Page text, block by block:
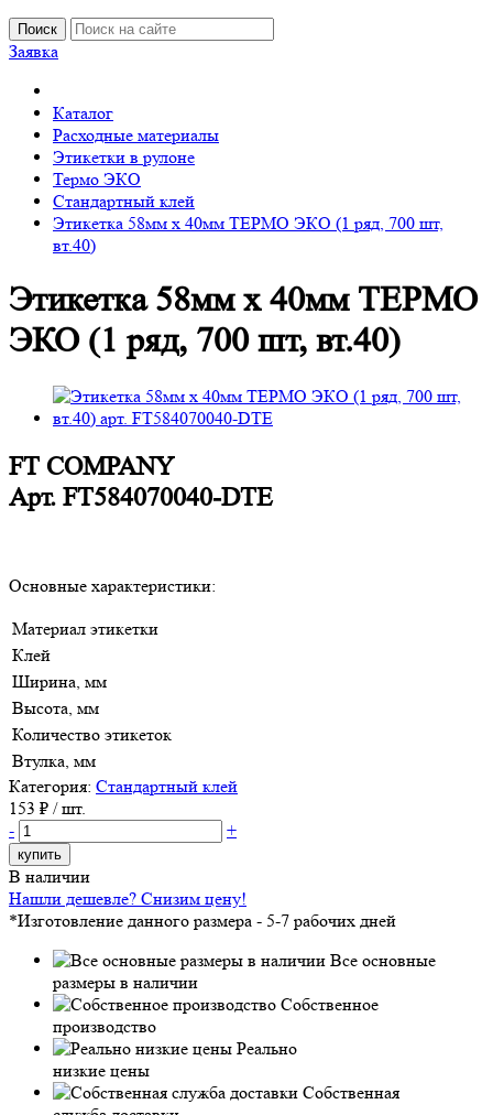
Поиск
Заявка
Каталог
Расходные материалы
Этикетки в рулоне
Термо ЭКО
Стандартный клей
Этикетка 58мм х 40мм ТЕРМО ЭКО (1 ряд, 700 шт,
вт.40)
Этикетка 58мм х 40мм ТЕРМО
ЭКО (1 ряд, 700 шт, вт.40)
FT COMPANY
Арт. FT584070040-DTE
Основные характеристики:
Материал этикетки
Клей
Ширина, мм
Высота, мм
Количество этикеток
Втулка, мм
Категория: Стандартный клей
153 ₽ / шт.
-
+
купить
В наличии
Нашли дешевле? Снизим цену!
*Изготовление данного размера - 5-7 рабочих дней
Все основные
размеры в наличии
Собственное
производство
Реально
низкие цены
Собственная